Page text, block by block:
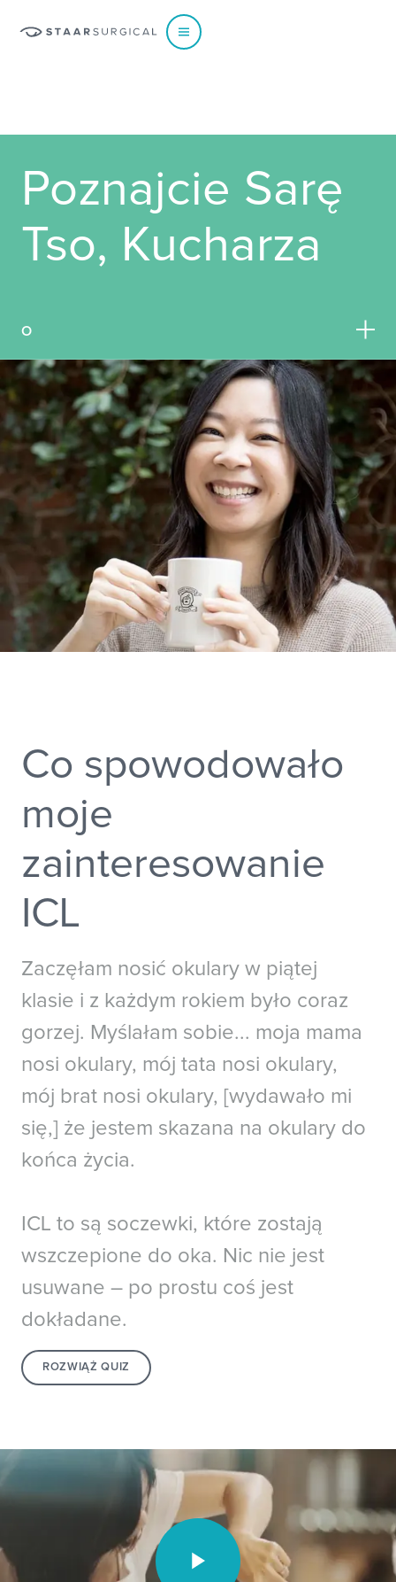
Poznajcie Sarę
Tso, Kucharza
O
Cześć, jestem Sara Tso, właścicielka i
cukiernik w Matchbox Kitchen.
Wykonuję torty i ciasta okazjonalne z
użyciem organicznych i
pozyskiwanych lokalnie składników.
Dzięki ICL teraz mogę dosłownie
wstać z łóżka i od razu iść na bazarek
po składniki.
Co spowodowało
moje
zainteresowanie
ICL
Zaczęłam nosić okulary w piątej
klasie i z każdym rokiem było coraz
gorzej. Myślałam sobie... moja mama
nosi okulary, mój tata nosi okulary,
mój brat nosi okulary, [wydawało mi
się,] że jestem skazana na okulary do
końca życia.
ICL to są soczewki, które zostają
wszczepione do oka. Nic nie jest
usuwane – po prostu coś jest
dokładane.
ROZWIĄŻ QUIZ
Video unavailable.
Austria
Belgium - Dutch
Belgium - French
France
Norway
Poland
Spain
Sweden
UK & Ireland
NORTH AMERICA
Canada
Canada - French
Mexico
United States
United States - 中文
LATIN AMERICA
Brazil
English
Spanish
Middle East عربى
Middle East - فارسي
Australia
China - 中国
India
South East Asia